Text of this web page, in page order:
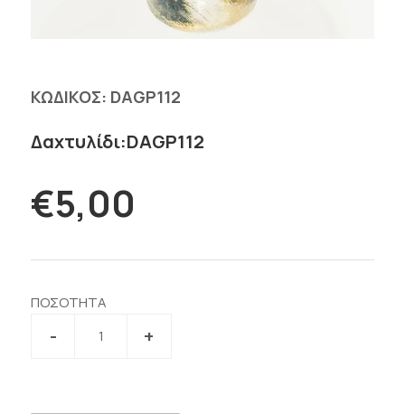
ΚΩΔΙΚΟΣ: DAGP112
Δαχτυλίδι:DAGP112
€5,00
ΠΟΣΟΤΗΤΑ